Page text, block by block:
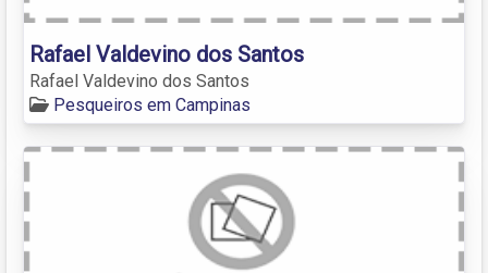
Rafael Valdevino dos Santos
Rafael Valdevino dos Santos
Pesqueiros em Campinas